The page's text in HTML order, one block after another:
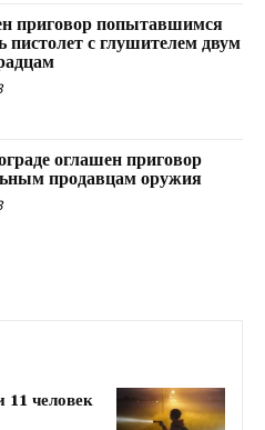
приговор попытавшимся
пистолет с глушителем двум
оглашен приговор
продавцам оружия
11 человек